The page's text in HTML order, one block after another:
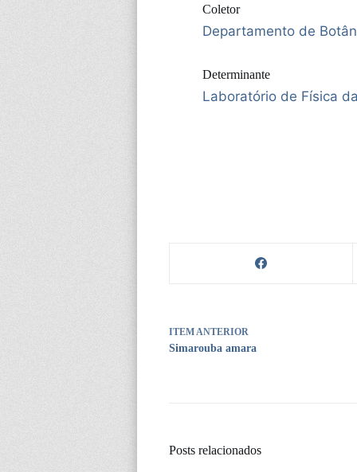
Coletor
Departamento de
Determinante
Laboratório de Física
ITEM ANTERIOR
Simarouba amara
Posts relacionados